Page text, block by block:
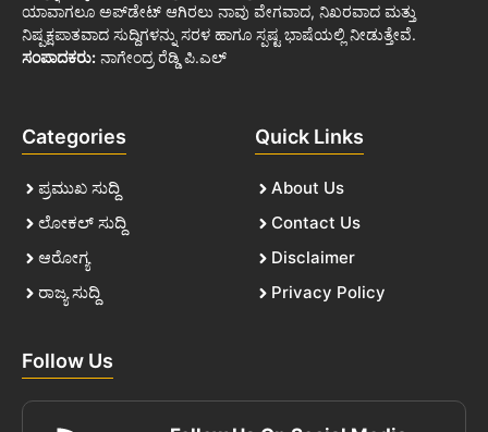
ಯಾವಾಗಲೂ ಅಪ್‌ಡೇಟ್ ಆಗಿರಲು ನಾವು ವೇಗವಾದ, ನಿಖರವಾದ ಮತ್ತು
ನಿಷ್ಪಕ್ಷಪಾತವಾದ ಸುದ್ದಿಗಳನ್ನು ಸರಳ ಹಾಗೂ ಸ್ಪಷ್ಟ ಭಾಷೆಯಲ್ಲಿ ನೀಡುತ್ತೇವೆ.
ಸಂಪಾದಕರು: ನಾಗೇಂದ್ರ ರೆಡ್ಡಿ ಪಿ.ಎಲ್
Categories
ಪ್ರಮುಖ ಸುದ್ದಿ
ಲೋಕಲ್ ಸುದ್ದಿ
ಆರೋಗ್ಯ
ರಾಜ್ಯ ಸುದ್ದಿ
Quick Links
About Us
Contact Us
Disclaimer
Privacy Policy
Follow Us